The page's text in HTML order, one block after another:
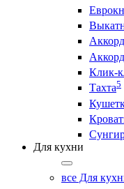
Клик-
Тахта5
Для кухни
все Для